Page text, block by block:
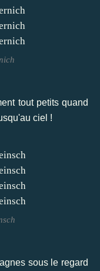
tout petits quand
ciel !
sous le regard